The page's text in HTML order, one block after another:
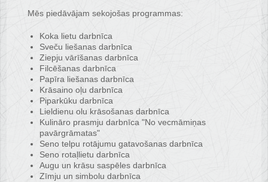
Mēs piedāvājam sekojošas programmas:
Koka lietu darbnīca
Sveču liešanas darbnīca
Ziepju vārīšanas darbnīca
Filcēšanas darbnīca
Papīra liešanas darbnīca
Krāsaino oļu darbnīca
Piparkūku darbnīca
Lieldienu olu krāsošanas darbnīca
Kulināro prasmju darbnīca "No vecmāmiņas
pavārgrāmatas"
Seno telpu rotājumu gatavošanas darbnīca
Seno rotaļlietu darbnīca
Augu un krāsu saspēles darbnīca
Zīmju un simbolu darbnīca